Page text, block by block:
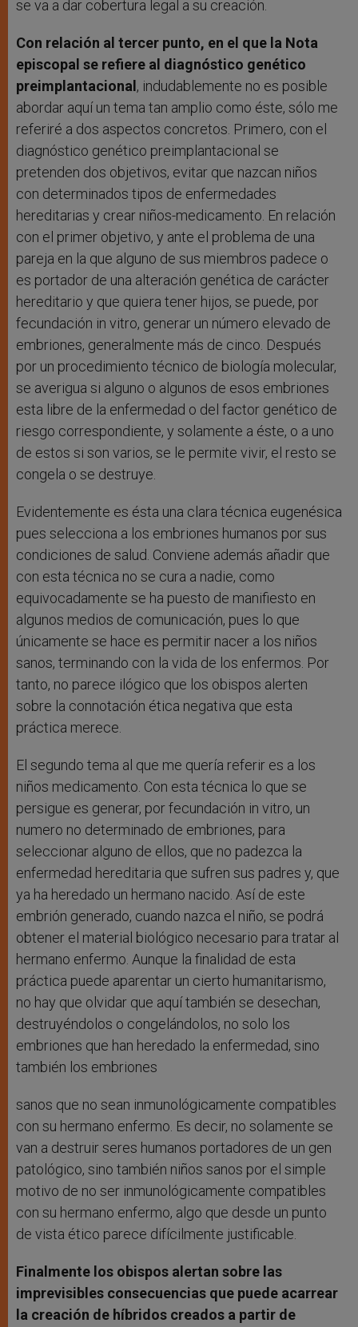
se va a dar cobertura legal a su creación.
Con relación al tercer punto, en el que la Nota
episcopal se refiere al diagnóstico genético
preimplantacional , indudablemente no es posible
abordar aquí un tema tan amplio como éste, sólo me
referiré a dos aspectos concretos. Primero, con el
diagnóstico genético preimplantacional se
pretenden dos objetivos, evitar que nazcan niños
con determinados tipos de enfermedades
hereditarias y crear niños-medicamento. En relación
con el primer objetivo, y ante el problema de una
pareja en la que alguno de sus miembros padece o
es portador de una alteración genética de carácter
hereditario y que quiera tener hijos, se puede, por
fecundación in vitro, generar un número elevado de
embriones, generalmente más de cinco. Después
por un procedimiento técnico de biología molecular,
se averigua si alguno o algunos de esos embriones
esta libre de la enfermedad o del factor genético de
riesgo correspondiente, y solamente a éste, o a uno
de estos si son varios, se le permite vivir, el resto se
congela o se destruye.
Evidentemente es ésta una clara técnica eugenésica
pues selecciona a los embriones humanos por sus
condiciones de salud. Conviene además añadir que
con esta técnica no se cura a nadie, como
equivocadamente se ha puesto de manifiesto en
algunos medios de comunicación, pues lo que
únicamente se hace es permitir nacer a los niños
sanos, terminando con la vida de los enfermos. Por
tanto, no parece ilógico que los obispos alerten
sobre la connotación ética negativa que esta
práctica merece.
El segundo tema al que me quería referir es a los
niños medicamento. Con esta técnica lo que se
persigue es generar, por fecundación in vitro, un
numero no determinado de embriones, para
seleccionar alguno de ellos, que no padezca la
enfermedad hereditaria que sufren sus padres y, que
ya ha heredado un hermano nacido. Así de este
embrión generado, cuando nazca el niño, se podrá
obtener el material biológico necesario para tratar al
hermano enfermo. Aunque la finalidad de esta
práctica puede aparentar un cierto humanitarismo,
no hay que olvidar que aquí también se desechan,
destruyéndolos o congelándolos, no solo los
embriones que han heredado la enfermedad, sino
también los embriones
sanos que no sean inmunológicamente compatibles
con su hermano enfermo. Es decir, no solamente se
van a destruir seres humanos portadores de un gen
patológico, sino también niños sanos por el simple
motivo de no ser inmunológicamente compatibles
con su hermano enfermo, algo que desde un punto
de vista ético parece difícilmente justificable.
Finalmente los obispos alertan sobre las
imprevisibles consecuencias que puede acarrear
la creación de híbridos creados a partir de